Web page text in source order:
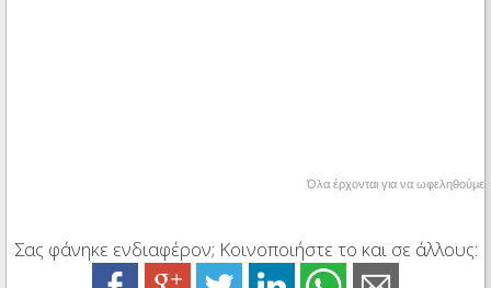
Όλα έρχονται για να ωφεληθούμε
Σας φάνηκε ενδιαφέρον; Κοινοποιήστε το και σε άλλους: